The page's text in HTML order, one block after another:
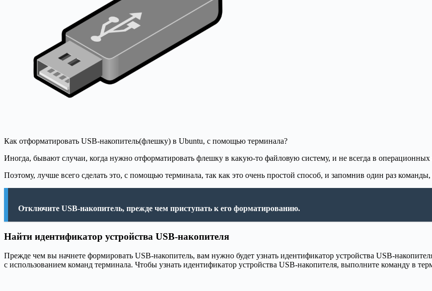
Как отформатировать USB-накопитель(флешку) в Ubuntu, с помощью терминала?
Иногда, бывают случаи, когда нужно отформатировать флешку в какую-то файловую систему, и не всегда в
Поэтому, лучше всего сделать это, с помощью терминала, так как это очень простой способ, и запомнив один раз
Отключите USB-накопитель, прежде чем приступать к его форматированию.
Найти идентификатор устройства USB-накопителя
Прежде чем вы начнете формировать USB-накопитель, вам нужно будет узнать идентификатор устройства USB-
с использованием команд терминала. Чтобы узнать идентификатор устройства USB-накопителя, выполните команду в